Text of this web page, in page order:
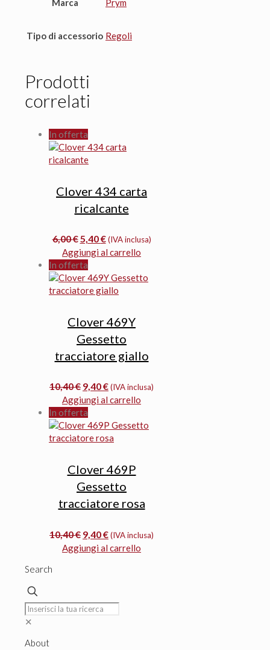
Marca Prym
Tipo di accessorio Regoli
Prodotti
correlati
In offerta
Clover 434 carta
ricalcante
6,00€ Il
prezzo
originale
era:
6,00 €.
5,40€Il
prezzo
è:
5,40 €.
(IVA inclusa)
Aggiungi al carrello
In offerta
Clover 469Y
Gessetto
tracciatore giallo
10,40€ Il
prezzo
originale
era:
10,40 €.
9,40€Il
prezzo
è:
9,40 €.
(IVA inclusa)
Aggiungi al carrello
In offerta
Clover 469P
Gessetto
tracciatore rosa
10,40€ Il
prezzo
9,40€Il
prezzo
(IVA inclusa)
Aggiungi al carrello
Search
✕
About